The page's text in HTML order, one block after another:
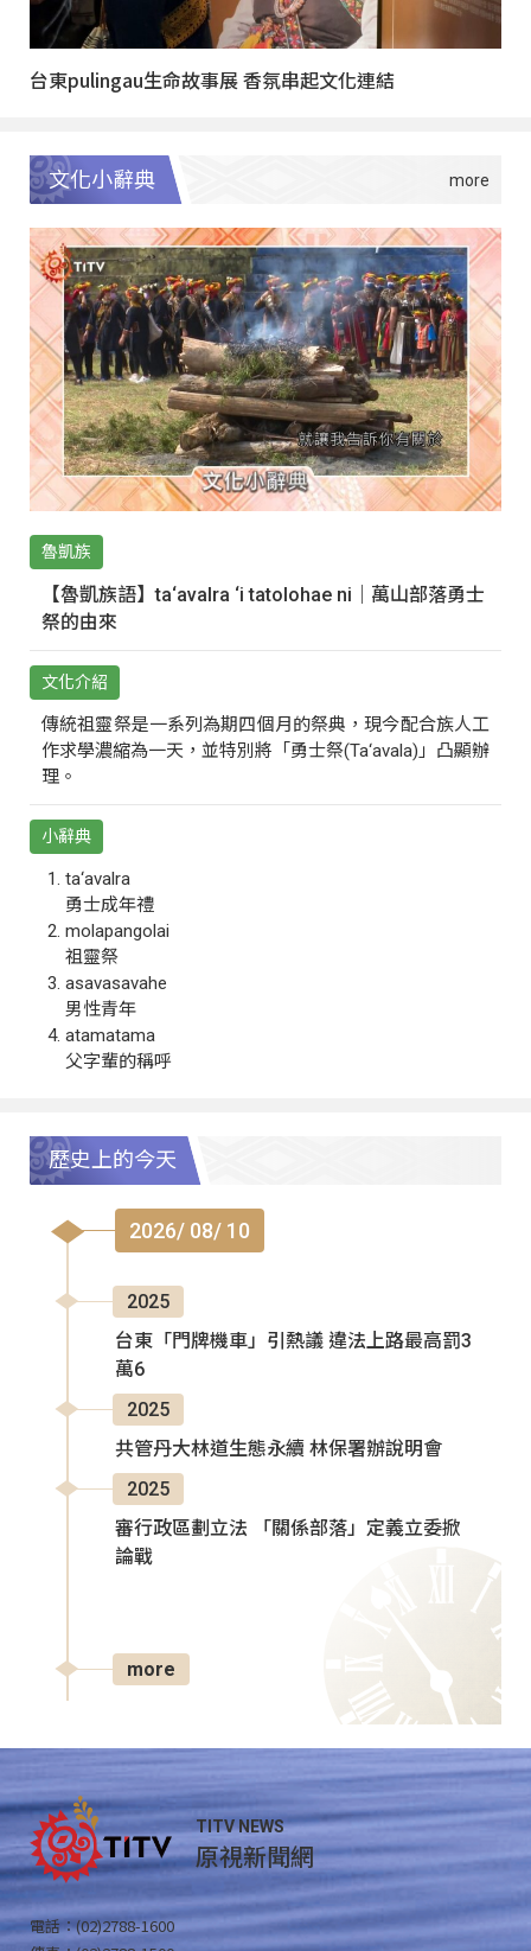
台東pulingau生命故事展 香氛串起文化連結
文化小辭典
魯凱族
【魯凱族語】ta‘avalra ‘i tatolohae ni｜萬山部落勇士
祭的由來
文化介紹
傳統祖靈祭是一系列為期四個月的祭典，現今配合族人工
作求學濃縮為一天，並特別將「勇士祭(Ta‘avala)」凸顯辦
理。
小辭典
ta‘avalra
勇士成年禮
molapangolai
祖靈祭
asavasavahe
男性青年
atamatama
父字輩的稱呼
歷史上的今天
2026/ 08/ 10
2025
台東「門牌機車」引熱議 違法上路最高罰3
萬6
2025
共管丹大林道生態永續 林保署辦說明會
2025
審行政區劃立法 「關係部落」定義立委掀
論戰
more
TITV NEWS
原視新聞網
電話：(02)2788-1600